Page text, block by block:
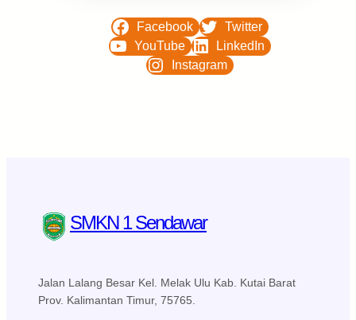
Facebook
Twitter
YouTube
LinkedIn
Instagram
SMKN 1 Sendawar
Jalan Lalang Besar Kel. Melak Ulu Kab. Kutai Barat
Prov. Kalimantan Timur, 75765.